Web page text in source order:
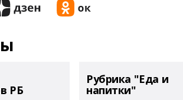
РБ
Рубрика "Еда и
напитки"